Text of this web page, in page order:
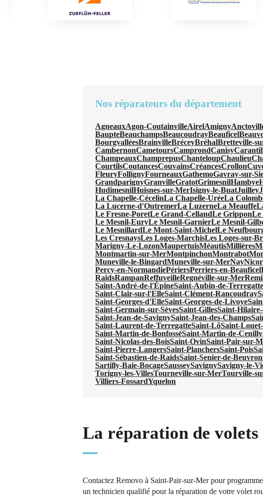
Nos réparateurs du département
AgneauxAgon-CoutainvilleAirelAmigny
BaupteBeauchampsBeaucoudrayBeauficel
BourgvalléesBrainvilleBréceyBréhalBretteville-
CambernonCametoursCamprondCanisy
ChampeauxChamprepusChanteloupChaulieu
CourtilsCoutancesCouvainsCréancesCrollon
FleuryFollignyFourneauxGathemoGavray-sur-
GrandparignyGranvilleGratotGrimesnilHambye
HudimesnilHuisnes-sur-MerIsigny-le-BuatJuilley
La Chapelle-CécelinLa Chapelle-UréeLa
La Lucerne-d'OutremerLa LuzerneLa Meauffe
Le Fresne-PoretLe Grand-CellandLe GripponLe
Le Mesnil-EuryLe Mesnil-GarnierLe Mesnil-
Le MesnillardLe Mont-Saint-MichelLe
Les CresnaysLes Loges-MarchisLes Loges-sur-
Marigny-Le-LozonMaupertuisMéautisMillières
Montmartin-sur-MerMontpinchonMontrabot
Muneville-le-BingardMuneville-sur-MerNay
Percy-en-NormandiePériersPerriers-en-Beauficel
RaidsRampanReffuveilleRegnéville-sur-Mer
Saint-André-de-l'ÉpineSaint-Aubin-de-
Saint-Clair-sur-l'ElleSaint-Clément-Rancoudray
Saint-Georges-d'ElleSaint-Georges-de-Livoye
Saint-Germain-sur-SèvesSaint-GillesSaint-
Saint-Jean-de-SavignySaint-Jean-des-Champs
Saint-Laurent-de-TerregatteSaint-LôSaint-
Saint-Martin-de-BonfosséSaint-Martin-de-Cenilly
Saint-Nicolas-des-BoisSaint-OvinSaint-Pair-sur-
Saint-Pierre-LangersSaint-PlanchersSaint-Pois
Saint-Sébastien-de-RaidsSaint-Senier-de-Beuvron
Sartilly-Baie-BocageSausseySavignySavigny-le-
Torigny-les-VillesTourneville-sur-MerTourville-
Villiers-FossardYquelon
La réparation de
Contactez Removo à Saint-Pair-sur-Mer pour
un technicien qualifié pour la réparation de votre volet